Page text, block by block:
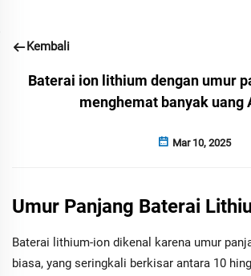
Kembali
Baterai ion lithium dengan umur
menghemat banyak uang
Mar 10, 2025
Umur Panjang Baterai
Baterai lithium-ion dikenal karena umur
biasa, yang seringkali berkisar antara 10